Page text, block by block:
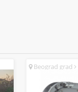
Beograd grad